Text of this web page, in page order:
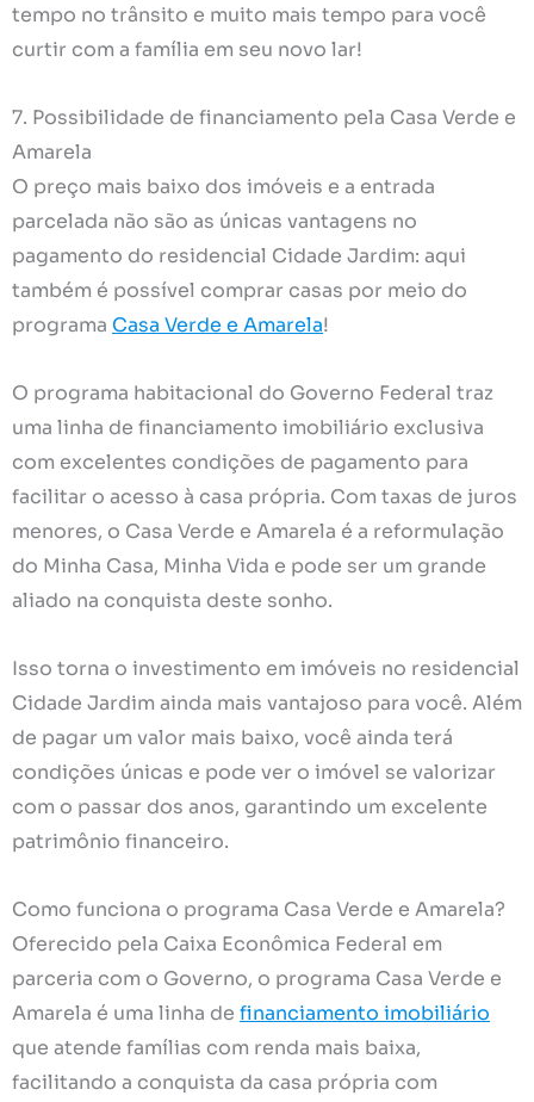
tempo no trânsito e muito mais tempo para você
curtir com a família em seu novo lar!
7. Possibilidade de financiamento pela Casa Verde e
Amarela
O preço mais baixo dos imóveis e a entrada
parcelada não são as únicas vantagens no
pagamento do residencial Cidade Jardim: aqui
também é possível comprar casas por meio do
programa Casa Verde e Amarela!
O programa habitacional do Governo Federal traz
uma linha de financiamento imobiliário exclusiva
com excelentes condições de pagamento para
facilitar o acesso à casa própria. Com taxas de juros
menores, o Casa Verde e Amarela é a reformulação
do Minha Casa, Minha Vida e pode ser um grande
aliado na conquista deste sonho.
Isso torna o investimento em imóveis no residencial
Cidade Jardim ainda mais vantajoso para você. Além
de pagar um valor mais baixo, você ainda terá
condições únicas e pode ver o imóvel se valorizar
com o passar dos anos, garantindo um excelente
patrimônio financeiro.
Como funciona o programa Casa Verde e Amarela?
Oferecido pela Caixa Econômica Federal em
parceria com o Governo, o programa Casa Verde e
Amarela é uma linha de financiamento imobiliário
que atende famílias com renda mais baixa,
facilitando a conquista da casa própria com